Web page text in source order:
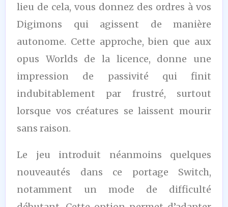
lieu de cela, vous donnez des ordres à vos
Digimons qui agissent de manière
autonome. Cette approche, bien que aux
opus Worlds de la licence, donne une
impression de passivité qui finit
indubitablement par frustré, surtout
lorsque vos créatures se laissent mourir
sans raison.
Le jeu introduit néanmoins quelques
nouveautés dans ce portage Switch,
notamment un mode de difficulté